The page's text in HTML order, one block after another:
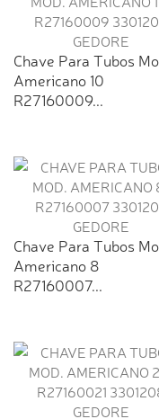
Chave Para Tubos
Americano 10
R27160009...
Chave Para Tubos
Americano 8
R27160007...